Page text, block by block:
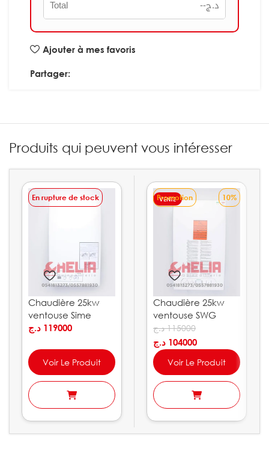
Total
--د.ج
Ajouter à mes favoris
Partager:
Produits qui peuvent vous intéresser
En rupture de stock
Chaudière 25kw
ventouse Sime
Brava GO BF
119000 د.ج
Voir Le Produit
Promotion 10%
VENTE
Chaudière 25kw
ventouse SWG
Schuster
115000 د.ج
104000 د.ج
Voir Le Produit